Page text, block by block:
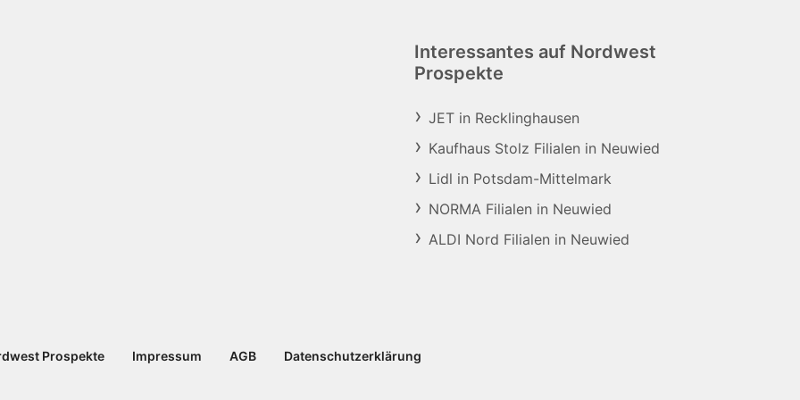
Interessantes auf Nordwest
Prospekte
JET in Recklinghausen
Kaufhaus Stolz Filialen in Neuwied
Lidl in Potsdam-Mittelmark
NORMA Filialen in Neuwied
ALDI Nord Filialen in Neuwied
Prospekte Impressum AGB Datenschutzerklärung